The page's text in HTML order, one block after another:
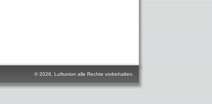
© 2026, Luftunion alle Rechte vorbehalten.